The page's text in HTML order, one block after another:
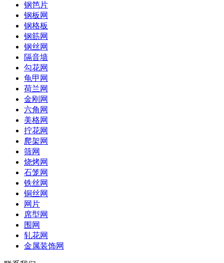
钢笆片
钢板网
钢格板
钢筋网
钢丝网
隔音墙
勾花网
龟甲网
荷兰网
金刚网
六角网
美格网
拧花网
爬架网
筛网
烧烤网
石笼网
铁丝网
铜丝网
网片
席型网
围网
轧花网
金属装饰网